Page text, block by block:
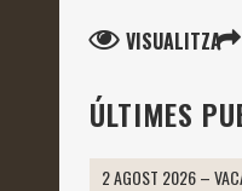
VISUALITZA
ÚLTIMES
2 AGOST 2026 –